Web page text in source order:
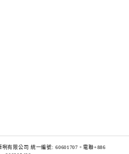
有限公司 統一編號: 60601707。電聯+886